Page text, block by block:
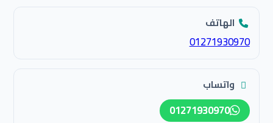
الهاتف
01271930970
واتساب
01271930970